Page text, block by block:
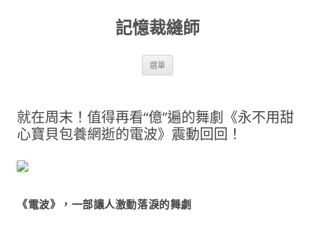
記憶裁縫師
選單
就在周末！值得再看“億”遍的舞劇《永不用甜
心寶貝包養網逝的電波》震動回回！
《電波》，一部讓人激動落淚的舞劇